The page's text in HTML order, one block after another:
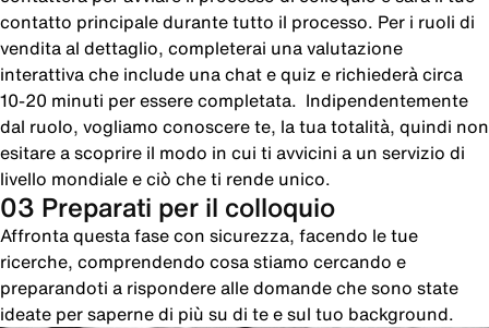
contatto principale durante tutto il processo. Per i ruoli di
vendita al dettaglio, completerai una valutazione
interattiva che include una chat e quiz e richiederà circa
10-20 minuti per essere completata. Indipendentemente
dal ruolo, vogliamo conoscere te, la tua totalità, quindi non
esitare a scoprire il modo in cui ti avvicini a un servizio di
livello mondiale e ciò che ti rende unico.
03 Preparati per il colloquio
Affronta questa fase con sicurezza, facendo le tue
ricerche, comprendendo cosa stiamo cercando e
preparandoti a rispondere alle domande che sono state
ideate per saperne di più su di te e sul tuo background.